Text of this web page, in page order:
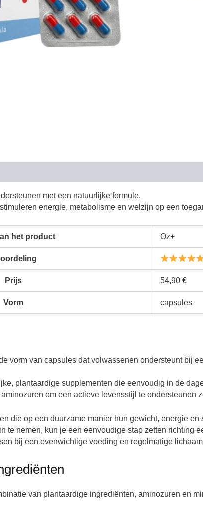
met een natuurlijke formule.
energie, metabolisme en welzijn op een
het product Oz+
Prijs 54,90 €
Vorm capsules
vorm van capsules dat volwassenen ondersteunt bij
plantaardige supplementen die eenvoudig in de
om een actieve levensstijl te ondersteunen
die op een duurzame manier hun gewicht, energie
te nemen, kun je een eenvoudige stap zetten richting
bij een evenwichtige voeding en regelmatige
van plantaardige ingrediënten, aminozuren en